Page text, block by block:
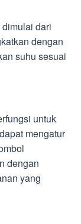
dari
dengan
suhu sesuai
untuk
mengatur
dengan
yang